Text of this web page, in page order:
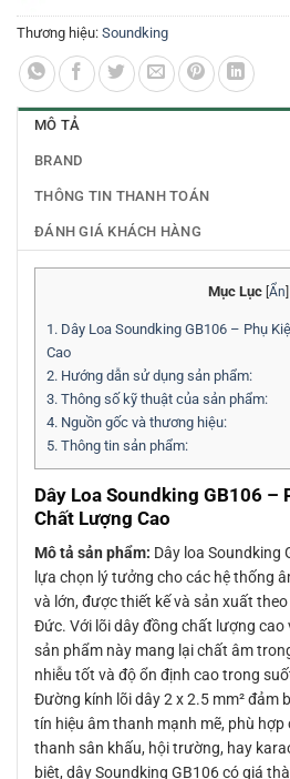
Thương hiệu: Soundking
MÔ TẢ
BRAND
THÔNG TIN THANH TOÁN
ĐÁNH GIÁ KHÁCH HÀNG
Mục Lục Ẩn
1. Dây Loa Soundking GB106 – Phụ
Cao
2. Hướng dẫn sử dụng sản phẩm:
3. Thông số kỹ thuật của sản phẩm:
4. Nguồn gốc và thương hiệu:
5. Thông tin sản phẩm:
Dây Loa Soundking GB106 –
Chất Lượng Cao
Mô tả sản phẩm: Dây loa Soundking
lựa chọn lý tưởng cho các hệ thống
và lớn, được thiết kế và sản xuất
Đức. Với lõi dây đồng chất lượng cao
sản phẩm này mang lại chất âm
nhiễu tốt và độ ổn định cao trong
Đường kính lõi dây 2 x 2.5 mm² đảm
tín hiệu âm thanh mạnh mẽ, phù
thanh sân khấu, hội trường, hay
biệt, dây Soundking GB106 có giá